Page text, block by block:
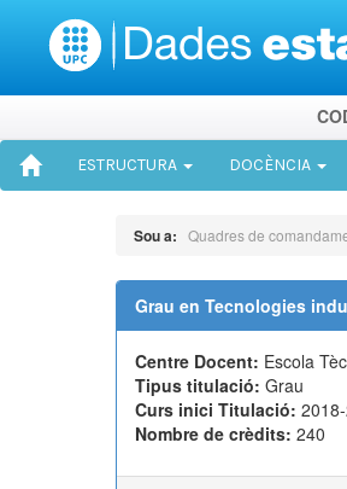
ESTRUCTURA DOCÈNCIA
Sou a: Quadres de
Grau en Tecnologies
Centre Docent: Escola
Tipus titulació: Grau
Curs inici Titulació:
Nombre de crèdits: 240